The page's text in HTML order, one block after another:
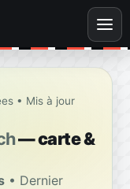
• Mis à jour
— carte &
• Dernier